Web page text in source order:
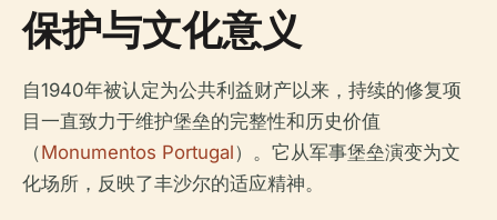
保护与文化意义
自1940年被认定为公共利益财产以来，持续的修复项
目一直致力于维护堡垒的完整性和历史价值
（Monumentos Portugal）。它从军事堡垒演变为文
化场所，反映了丰沙尔的适应精神。